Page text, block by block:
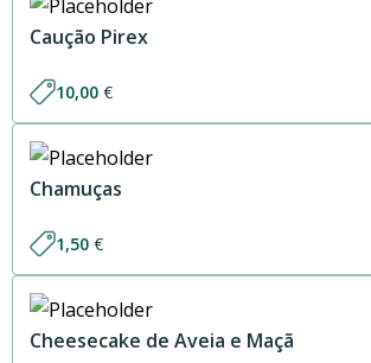
Caução Pirex
10,00 €
Chamuças
1,50 €
Cheesecake de Aveia e Maçã